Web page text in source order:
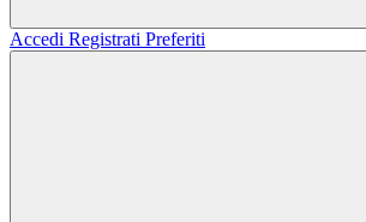
Accedi Registrati Preferiti